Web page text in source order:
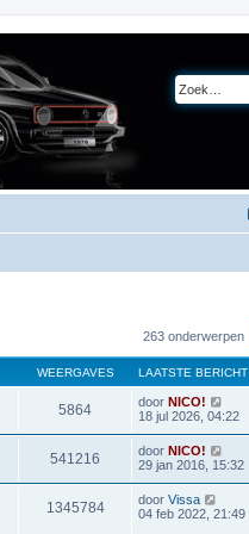
263 onderwerpen
WEERGAVES LAATSTE BERICHT
5864 door NICO!
18 jul 2026, 04:22
541216 door NICO!
29 jan 2016, 15:32
1345784 door Vissa
04 feb 2022, 21:49